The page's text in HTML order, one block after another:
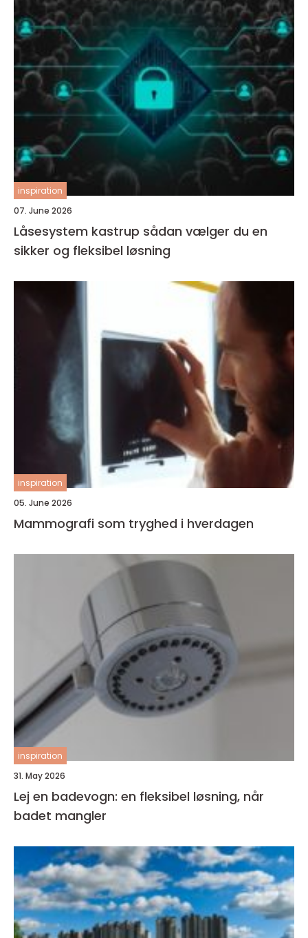
inspiration
07. June 2026
Låsesystem kastrup sådan vælger du en
sikker og fleksibel løsning
inspiration
05. June 2026
Mammografi som tryghed i hverdagen
inspiration
31. May 2026
Lej en badevogn: en fleksibel løsning, når
badet mangler